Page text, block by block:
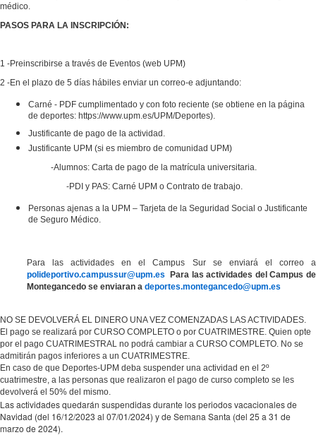
médico.
PASOS PARA LA INSCRIPCIÓN:
1 -Preinscribirse a través de Eventos (web UPM)
2 -En el plazo de 5 días hábiles enviar un correo-e adjuntando:
Carné - PDF cumplimentado y con foto reciente (se obtiene en la página
de deportes: https://www.upm.es/UPM/Deportes).
Justificante de pago de la actividad.
Justificante UPM (si es miembro de comunidad UPM)
-Alumnos: Carta de pago de la matrícula universitaria.
-PDI y PAS: Carné UPM o Contrato de trabajo.
Personas ajenas a la UPM – Tarjeta de la Seguridad Social o Justificante
de Seguro Médico.
Para las actividades en el Campus Sur se enviará el correo a
polideportivo.campussur@upm.es Para las actividades del Campus de
Montegancedo se enviaran a deportes.montegancedo@upm.es
NO SE DEVOLVERÁ EL DINERO UNA VEZ COMENZADAS LAS ACTIVIDADES.
El pago se realizará por CURSO COMPLETO o por CUATRIMESTRE. Quien opte
por el pago CUATRIMESTRAL no podrá cambiar a CURSO COMPLETO. No se
admitirán pagos inferiores a un CUATRIMESTRE.
En caso de que Deportes-UPM deba suspender una actividad en el 2º
cuatrimestre, a las personas que realizaron el pago de curso completo se les
devolverá el 50% del mismo.
Las actividades quedarán suspendidas durante los periodos vacacionales de
Navidad (del 16/12/2023 al 07/01/2024) y de Semana Santa (del 25 a 31 de
marzo de 2024).